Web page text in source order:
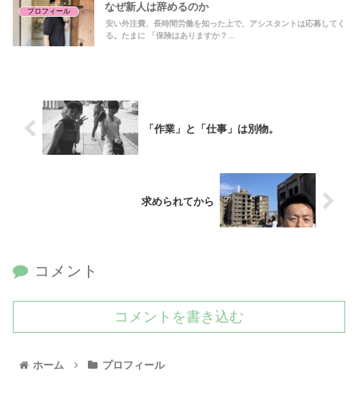
プロフィール なぜ新人は辞めるのか
安い外注費、長時間労働を知った上で、アシスタントは応募してく
る。たまに 「保険はありますか？...
「作業」と「仕事」は別物。
求められてから
コメント
コメントを書き込む
ホーム プロフィール